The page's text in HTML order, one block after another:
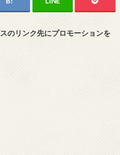
のリンク先にプロモーションを